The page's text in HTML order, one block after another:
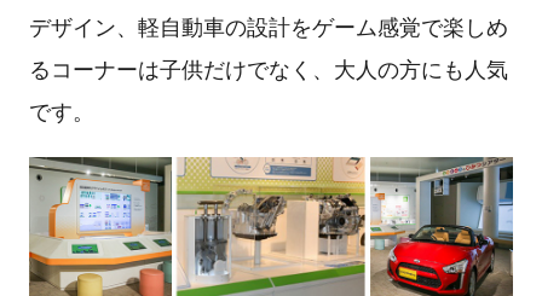
デザイン、軽自動車の設計をゲーム感覚で楽しめ
るコーナーは子供だけでなく、大人の方にも人気
です。